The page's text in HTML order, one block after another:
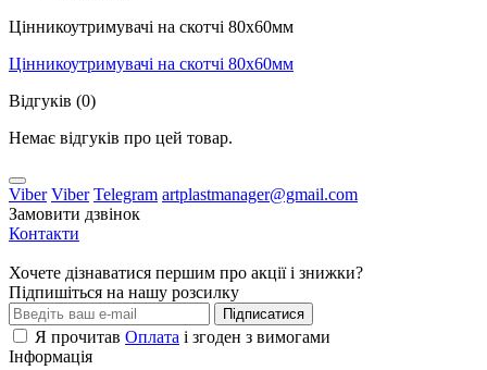
Цінникоутримувачі на скотчі 80x60мм
Цінникоутримувачі на скотчі 80x60мм
Відгуків (0)
Немає відгуків про цей товар.
Viber Viber Telegram artplastmanager@gmail.com
Замовити дзвінок
Контакти
Хочете дізнаватися першим про акції і знижки?
Підпишіться на нашу розсилку
Підписатися
Я прочитав Оплата і згоден з вимогами
Інформація